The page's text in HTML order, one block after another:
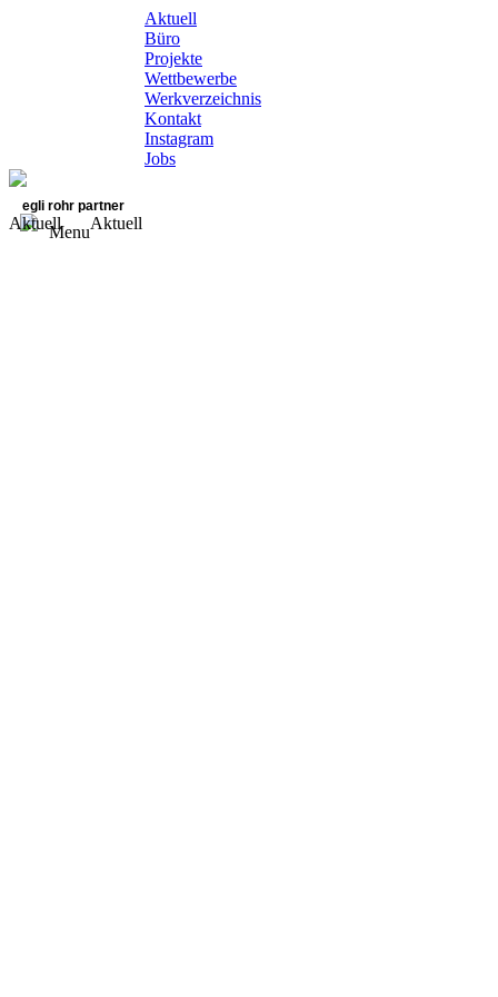
Aktuell
Büro
Projekte
Wettbewerbe
Werkverzeichnis
Kontakt
Instagram
Jobs
egli rohr partner
Menu
Aktuell Aktuell